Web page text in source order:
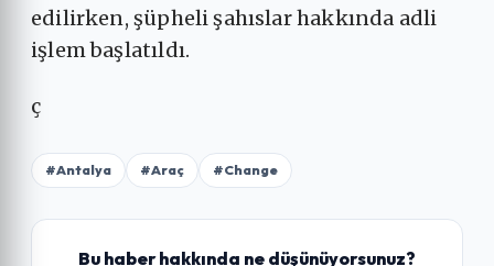
edilirken, şüpheli şahıslar hakkında adli
işlem başlatıldı.
ç
#Antalya #Araç #Change
Bu haber hakkında ne düşünüyorsunuz?